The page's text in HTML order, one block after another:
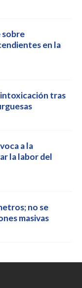
sobre
en la
tras
a la
la labor del
no se
masivas